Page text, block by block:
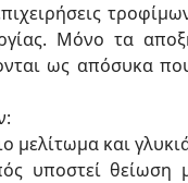
Μόνο τα
ως απόσυκα
μελίτωμα και
υποστεί